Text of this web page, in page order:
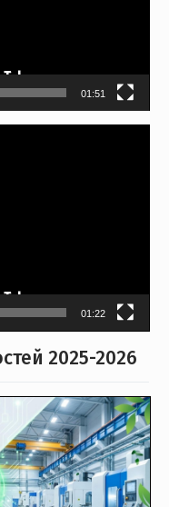
01:51
01:22
2025-2026